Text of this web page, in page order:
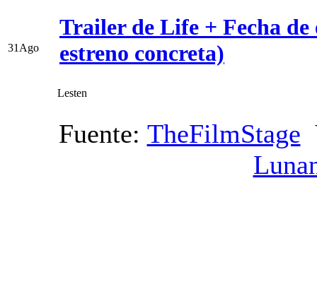
31 Ago
Trailer de Life + Fecha de
estreno concreta)
Lesten
Fuente: TheFilmStage